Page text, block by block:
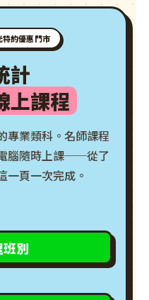
特約優惠門市
計
上課程
專業類科。名師課程
腦隨時上課──從了
一頁一次完成。
別